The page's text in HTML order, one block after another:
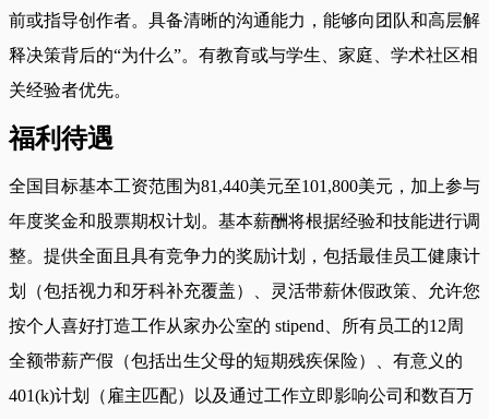
前或指导创作者。具备清晰的沟通能力，能够向团队和高层解
释决策背后的“为什么”。有教育或与学生、家庭、学术社区相
关经验者优先。
福利待遇
全国目标基本工资范围为81,440美元至101,800美元，加上参与
年度奖金和股票期权计划。基本薪酬将根据经验和技能进行调
整。提供全面且具有竞争力的奖励计划，包括最佳员工健康计
划（包括视力和牙科补充覆盖）、灵活带薪休假政策、允许您
按个人喜好打造工作从家办公室的 stipend、所有员工的12周
全额带薪产假（包括出生父母的短期残疾保险）、有意义的
401(k)计划（雇主匹配）以及通过工作立即影响公司和数百万